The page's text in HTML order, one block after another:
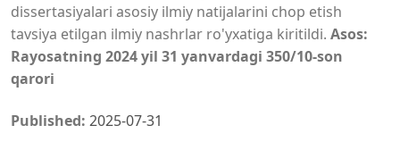
dissertasiyalari asosiy ilmiy natijalarini chop etish
tavsiya etilgan ilmiy nashrlar ro'yxatiga kiritildi. Asos:
Rayosatning 2024 yil 31 yanvardagi 350/10-son
qarori
Published: 2025-07-31